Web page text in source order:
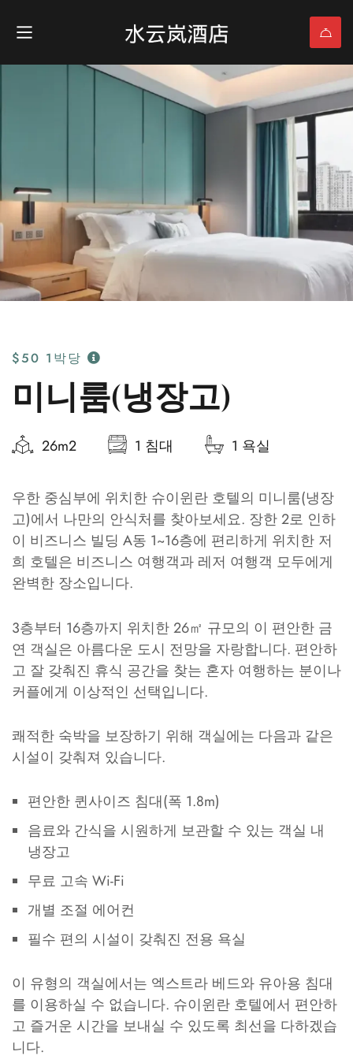
$50 1박당
미니룸(냉장고)
26m2 1 침대 1 욕실
우한 중심부에 위치한 슈이윈란 호텔의 미니룸(냉장
고)에서 나만의 안식처를 찾아보세요. 장한 2로 인하
이 비즈니스 빌딩 A동 1~16층에 편리하게 위치한 저
희 호텔은 비즈니스 여행객과 레저 여행객 모두에게
완벽한 장소입니다.
3층부터 16층까지 위치한 26㎡ 규모의 이 편안한 금
연 객실은 아름다운 도시 전망을 자랑합니다. 편안하
고 잘 갖춰진 휴식 공간을 찾는 혼자 여행하는 분이나
커플에게 이상적인 선택입니다.
쾌적한 숙박을 보장하기 위해 객실에는 다음과 같은
시설이 갖춰져 있습니다.
편안한 퀸사이즈 침대(폭 1.8m)
음료와 간식을 시원하게 보관할 수 있는 객실 내
냉장고
무료 고속 Wi-Fi
개별 조절 에어컨
필수 편의 시설이 갖춰진 전용 욕실
이 유형의 객실에서는 엑스트라 베드와 유아용 침대
를 이용하실 수 없습니다. 슈이윈란 호텔에서 편안하
고 즐거운 시간을 보내실 수 있도록 최선을 다하겠습
니다.